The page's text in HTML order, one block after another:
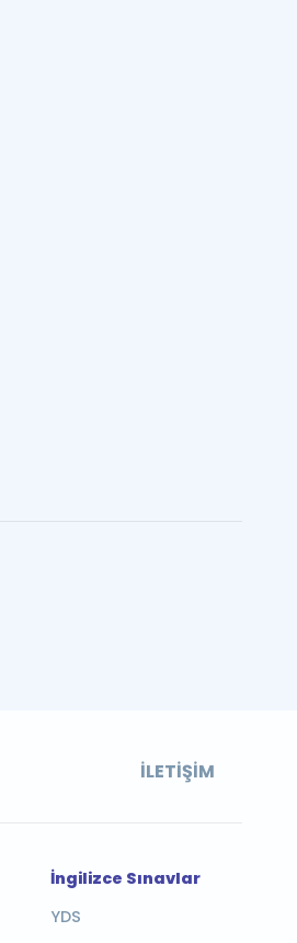
İLETIŞIM
İngilizce Sınavlar
YDS